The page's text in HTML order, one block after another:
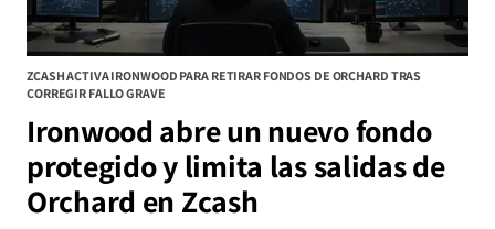
ZCASH ACTIVA IRONWOOD PARA RETIRAR FONDOS DE ORCHARD TRAS
CORREGIR FALLO GRAVE
Ironwood abre un nuevo fondo
protegido y limita las salidas de
Orchard en Zcash